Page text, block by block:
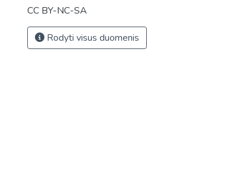
CC BY-NC-SA
Rodyti visus duomenis